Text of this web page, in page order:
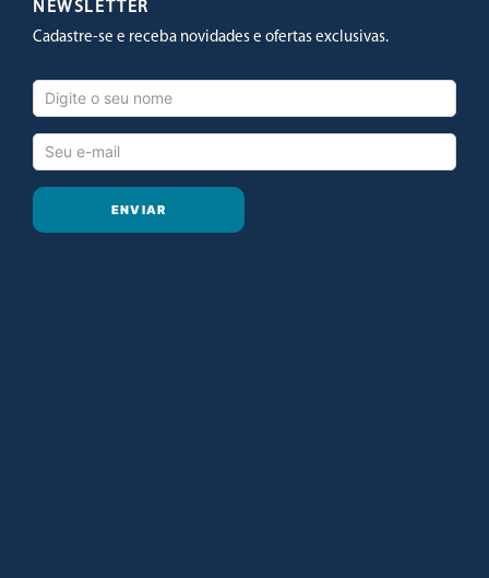
NEWSLETTER
Cadastre-se e receba novidades e ofertas exclusivas.
ENVIAR